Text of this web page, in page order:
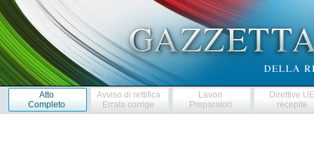
Atto
Completo
Avviso di rettifica
Errata corrige
Lavori
Preparatori
Direttive
recepite